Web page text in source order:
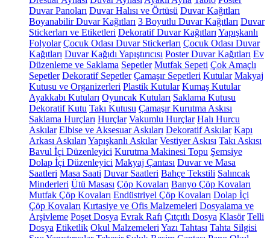
Duvar Panoları Duvar Halısı ve Örtüsü Duvar Kağıtları
Boyanabilir Duvar Kağıtları 3 Boyutlu Duvar Kağıtları Duvar
Stickerları ve Etiketleri Dekoratif Duvar Kağıtları Yapışkanlı
Folyolar Çocuk Odası Duvar Stickerları Çocuk Odası Duvar
Kağıtları Duvar Kağıdı Yapıştırıcısı Poster Duvar Kağıtları Ev
Düzenleme ve Saklama Sepetler Mutfak Sepeti Çok Amaçlı
Sepetler Dekoratif Sepetler Çamaşır Sepetleri Kutular Makyaj
Kutusu ve Organizerleri Plastik Kutular Kumaş Kutular
Ayakkabı Kutuları Oyuncak Kutuları Saklama Kutusu
Dekoratif Kutu Takı Kutusu Çamaşır Kurutma Askısı
Saklama Hurçları Hurçlar Vakumlu Hurçlar Halı Hurcu
Askılar Elbise ve Aksesuar Askıları Dekoratif Askılar Kapı
Arkası Askıları Yapışkanlı Askılar Vestiyer Askısı Takı Askısı
Bavul İçi Düzenleyici Kurutma Makinesi Topu Şemsiye
Dolap İçi Düzenleyici Makyaj Çantası Duvar ve Masa
Saatleri Masa Saati Duvar Saatleri Bahçe Tekstili Salıncak
Minderleri Ütü Masası Çöp Kovaları Banyo Çöp Kovaları
Mutfak Çöp Kovaları Endüstriyel Çöp Kovaları Dolap İçi
Çöp Kovaları Kırtasiye ve Ofis Malzemeleri Dosyalama ve
Arşivleme Poşet Dosya Evrak Rafı Çıtçıtlı Dosya Klasör Telli
Dosya Etiketlik Okul Malzemeleri Yazı Tahtası Tahta Silgisi